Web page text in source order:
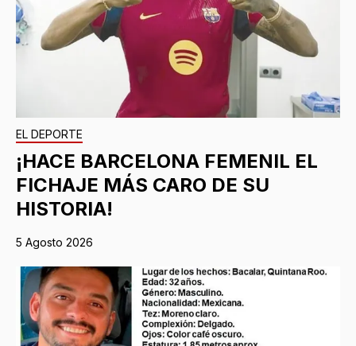
EL DEPORTE
¡HACE BARCELONA FEMENIL EL
FICHAJE MÁS CARO DE SU
HISTORIA!
5 Agosto 2026